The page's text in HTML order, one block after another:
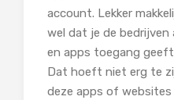
account. Lekker
wel dat je de
en apps toegang
Dat hoeft niet erg te
deze apps of